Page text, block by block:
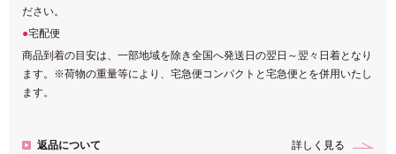
ださい。
宅配便
商品到着の目安は、一部地域を除き全国へ発送日の翌日～翌々日着となり
ます。※荷物の重量等により、宅急便コンパクトと宅急便とを併用いたし
ます。
返品について 詳しく見る